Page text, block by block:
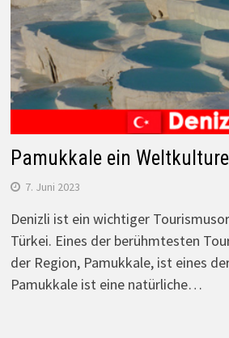
Pamukkale ein
7. Juni 2023
Denizli ist ein wichtiger
Türkei. Eines der berühmtesten
der Region, Pamukkale, ist eines
Pamukkale ist eine natürliche…